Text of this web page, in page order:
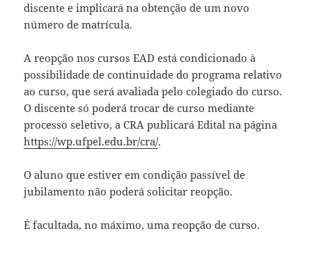
discente e implicará na obtenção de um novo
número de matrícula.
A reopção nos cursos EAD está condicionado à
possibilidade de continuidade do programa relativo
ao curso, que será avaliada pelo colegiado do curso.
O discente só poderá trocar de curso mediante
processo seletivo, a CRA publicará Edital na página
https://wp.ufpel.edu.br/cra/.
O aluno que estiver em condição passível de
jubilamento não poderá solicitar reopção.
É facultada, no máximo, uma reopção de curso.